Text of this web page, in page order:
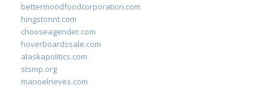
bettermoodfoodcorporation.com
hingstonnt.com
chooseagender.com
hoverboardssale.com
alaskapolitics.com
stsmp.org
manoelneves.com